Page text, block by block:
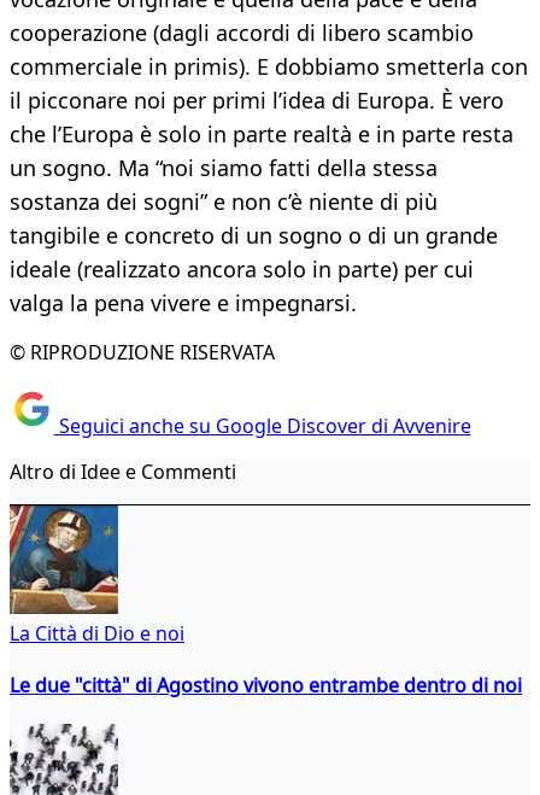
cooperazione (dagli accordi di libero scambio
commerciale in primis). E dobbiamo smetterla con
il picconare noi per primi l’idea di Europa. È vero
che l’Europa è solo in parte realtà e in parte resta
un sogno. Ma “noi siamo fatti della stessa
sostanza dei sogni” e non c’è niente di più
tangibile e concreto di un sogno o di un grande
ideale (realizzato ancora solo in parte) per cui
valga la pena vivere e impegnarsi.
© RIPRODUZIONE RISERVATA
Seguici anche su Google Discover di Avvenire
Altro di Idee e Commenti
La Città di Dio e noi
Le due "città" di Agostino vivono entrambe dentro di noi